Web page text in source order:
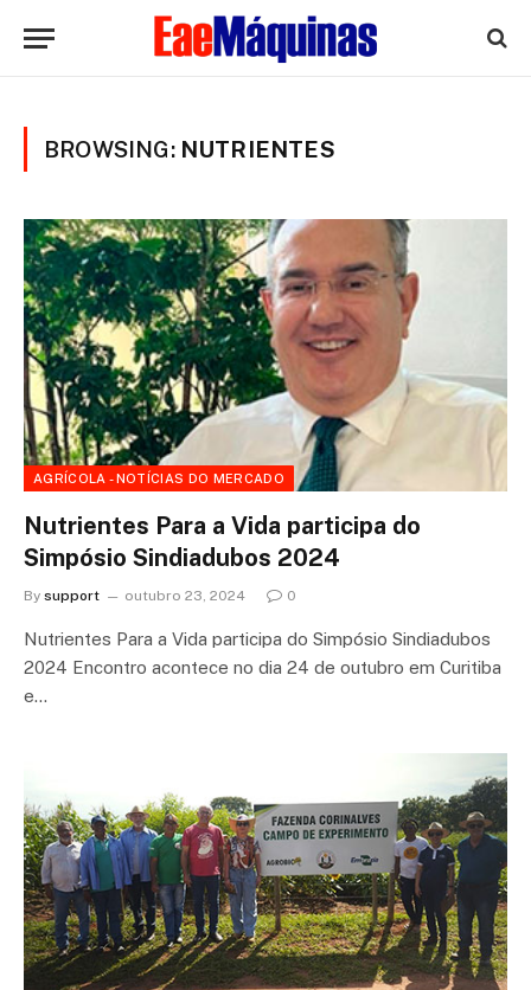
BROWSING: NUTRIENTES
AGRÍCOLA - NOTÍCIAS DO MERCADO
Nutrientes Para a Vida participa do
Simpósio Sindiadubos 2024
By support outubro 23, 2024 0
Nutrientes Para a Vida participa do Simpósio Sindiadubos
2024 Encontro acontece no dia 24 de outubro em Curitiba
e…